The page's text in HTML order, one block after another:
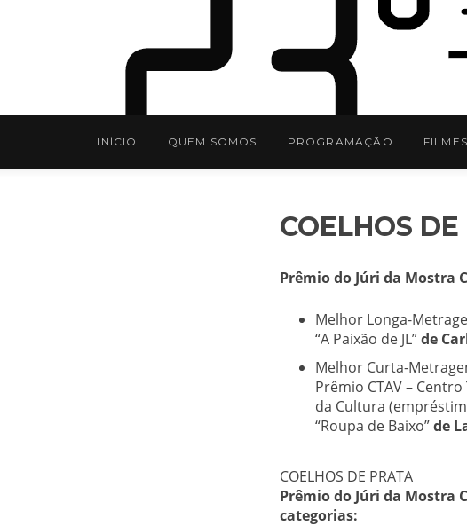
INÍCIO QUEM SOMOS PROGRAMAÇÃO FILMES
COELHOS
Prêmio do Júri da Mostra
Melhor Longa-
“A Paixão de JL”de
Melhor Curta-
Prêmio CTAV –
da Cultura
“Roupa de Baixo”de
COELHOS DE PRATA
Prêmio do Júri da Mostra
categorias: